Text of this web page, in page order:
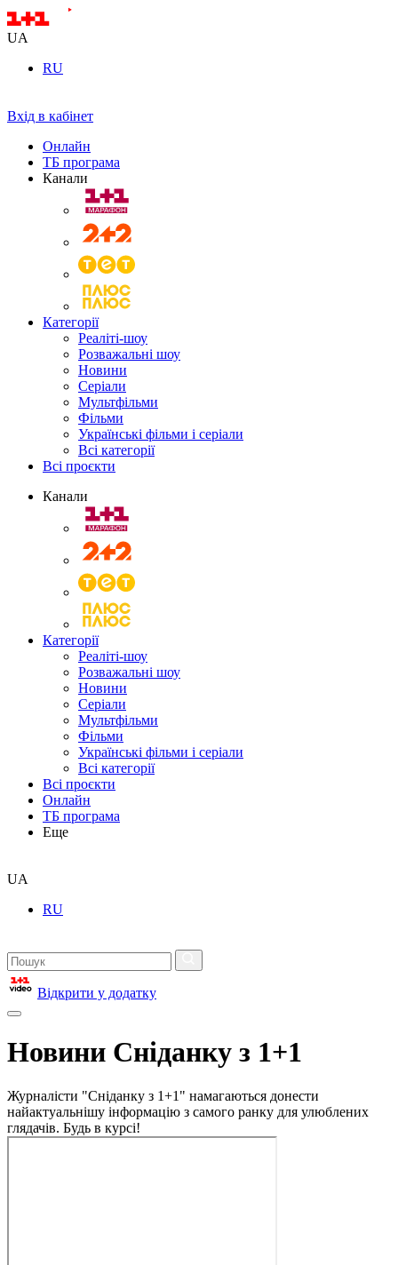
UA
RU
Вхід в кабінет
Онлайн
ТБ програма
Канали
Категорії
Реаліті-шоу
Розважальні шоу
Новини
Серіали
Мультфільми
Фільми
Українські фільми і серіали
Всі категорії
Всі проєкти
Канали
Категорії
Реаліті-шоу
Розважальні шоу
Новини
Серіали
Мультфільми
Фільми
Українські фільми і серіали
Всі категорії
Всі проєкти
Онлайн
ТБ програма
Еще
UA
RU
Відкрити у додатку
Новини Сніданку з 1+1
Журналісти "Сніданку з 1+1" намагаються донести
найактуальнішу інформацію з самого ранку для улюблених
глядачів. Будь в курсі!